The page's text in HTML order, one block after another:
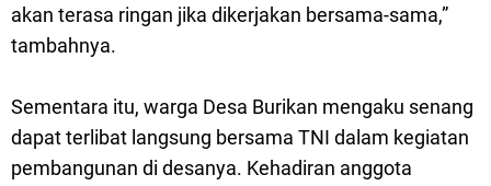
akan terasa ringan jika dikerjakan bersama-sama,”
tambahnya.
Sementara itu, warga Desa Burikan mengaku senang
dapat terlibat langsung bersama TNI dalam kegiatan
pembangunan di desanya. Kehadiran anggota